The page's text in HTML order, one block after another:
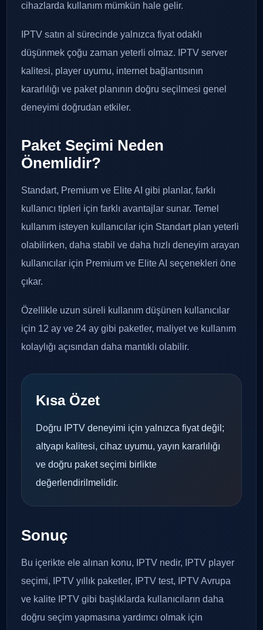
cihazlarda kullanım mümkün hale gelir.
IPTV satın al sürecinde yalnızca fiyat odaklı
düşünmek çoğu zaman yeterli olmaz. IPTV server
kalitesi, player uyumu, internet bağlantısının
kararlılığı ve paket planının doğru seçilmesi genel
deneyimi doğrudan etkiler.
Paket Seçimi Neden
Önemlidir?
Standart, Premium ve Elite AI gibi planlar, farklı
kullanıcı tipleri için farklı avantajlar sunar. Temel
kullanım isteyen kullanıcılar için Standart plan yeterli
olabilirken, daha stabil ve daha hızlı deneyim arayan
kullanıcılar için Premium ve Elite AI seçenekleri öne
çıkar.
Özellikle uzun süreli kullanım düşünen kullanıcılar
için 12 ay ve 24 ay gibi paketler, maliyet ve kullanım
kolaylığı açısından daha mantıklı olabilir.
Kısa Özet
Doğru IPTV deneyimi için yalnızca fiyat değil;
altyapı kalitesi, cihaz uyumu, yayın kararlılığı
ve doğru paket seçimi birlikte
değerlendirilmelidir.
Sonuç
Bu içerikte ele alınan konu, IPTV nedir, IPTV player
seçimi, IPTV yıllık paketler, IPTV test, IPTV Avrupa
ve kalite IPTV gibi başlıklarda kullanıcıların daha
doğru seçim yapmasına yardımcı olmak için